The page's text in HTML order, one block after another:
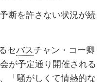
断を許さない状況が続
セバスチャン・コー卿
が予定通り開催される
「騒がしくて情熱的な